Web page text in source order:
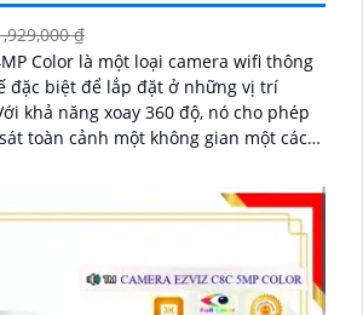
₫
Color là một loại camera wifi thông
đặc biệt để lắp đặt ở những vị trí
toàn cảnh một không gian một cách